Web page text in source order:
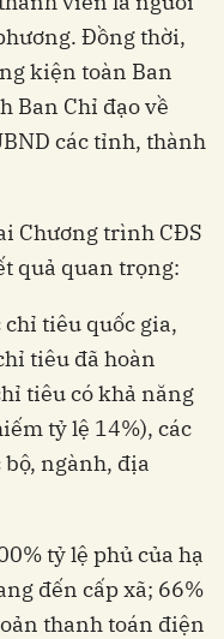
Đồng thời,
kiện toàn Ban
Ban Chỉ đạo về
các tỉnh, thành
Chương trình CĐS
quả quan trọng:
tiêu quốc gia,
tiêu đã hoàn
tiêu có khả năng
tỷ lệ 14%), các
ngành, địa
tỷ lệ phủ của hạ
đến cấp xã; 66%
thanh toán điện